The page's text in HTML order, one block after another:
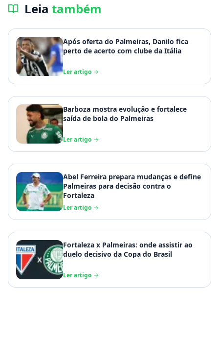
Leia também
Após oferta do Palmeiras, Danilo fica
perto de acerto com clube da Itália
Ler artigo
Barboza mostra evolução e fortalece
saída de bola do Palmeiras
Ler artigo
Abel Ferreira prepara mudanças e define
Palmeiras para decisão contra o
Fortaleza
Ler artigo
Fortaleza x Palmeiras: onde assistir ao
duelo decisivo da Copa do Brasil
Ler artigo